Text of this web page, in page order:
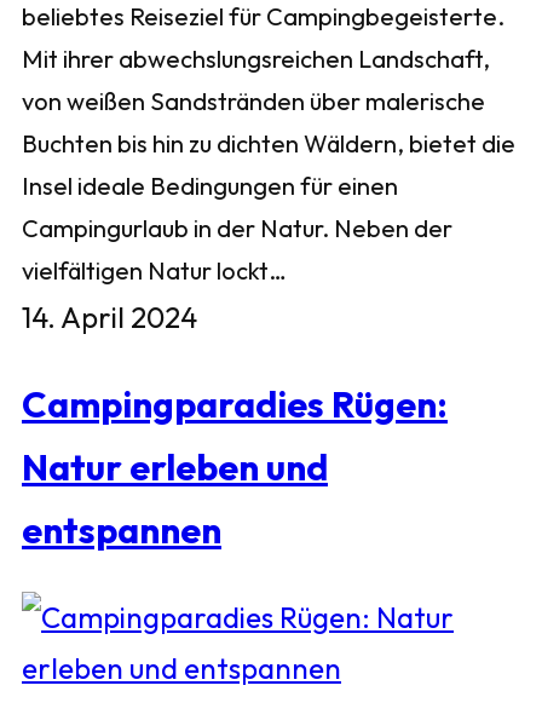
beliebtes Reiseziel für Campingbegeisterte.
Mit ihrer abwechslungsreichen Landschaft,
von weißen Sandstränden über malerische
Buchten bis hin zu dichten Wäldern, bietet die
Insel ideale Bedingungen für einen
Campingurlaub in der Natur. Neben der
vielfältigen Natur lockt…
14. April 2024
Campingparadies Rügen:
Natur erleben und
entspannen